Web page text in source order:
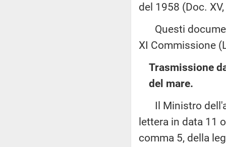
del 1958 (Doc.
Questi
XI Commissione
Trasmissione
del mare.
Il Ministro
lettera in data 11
comma 5, della